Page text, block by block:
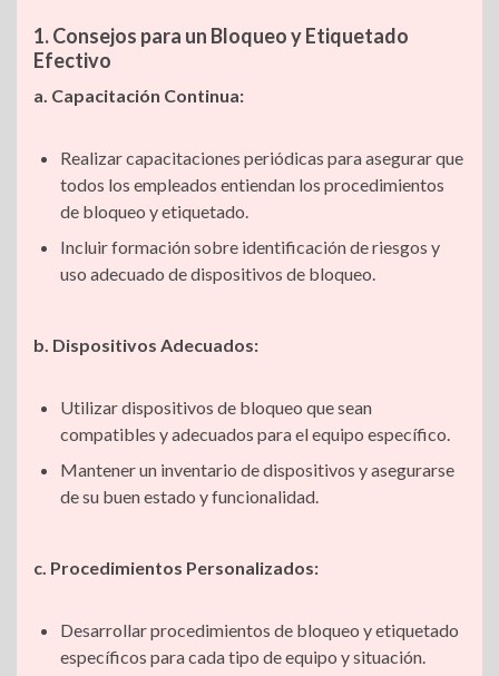
1. Consejos para un Bloqueo y Etiquetado
Efectivo
a. Capacitación Continua:
Realizar capacitaciones periódicas para asegurar que
todos los empleados entiendan los procedimientos
de bloqueo y etiquetado.
Incluir formación sobre identificación de riesgos y
uso adecuado de dispositivos de bloqueo.
b. Dispositivos Adecuados:
Utilizar dispositivos de bloqueo que sean
compatibles y adecuados para el equipo específico.
Mantener un inventario de dispositivos y asegurarse
de su buen estado y funcionalidad.
c. Procedimientos Personalizados:
Desarrollar procedimientos de bloqueo y etiquetado
específicos para cada tipo de equipo y situación.